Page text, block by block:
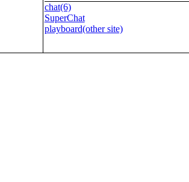
chat(6)
SuperChat
playboard(other site)